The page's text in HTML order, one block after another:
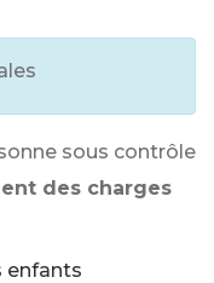
sous contrôle
des charges
enfants